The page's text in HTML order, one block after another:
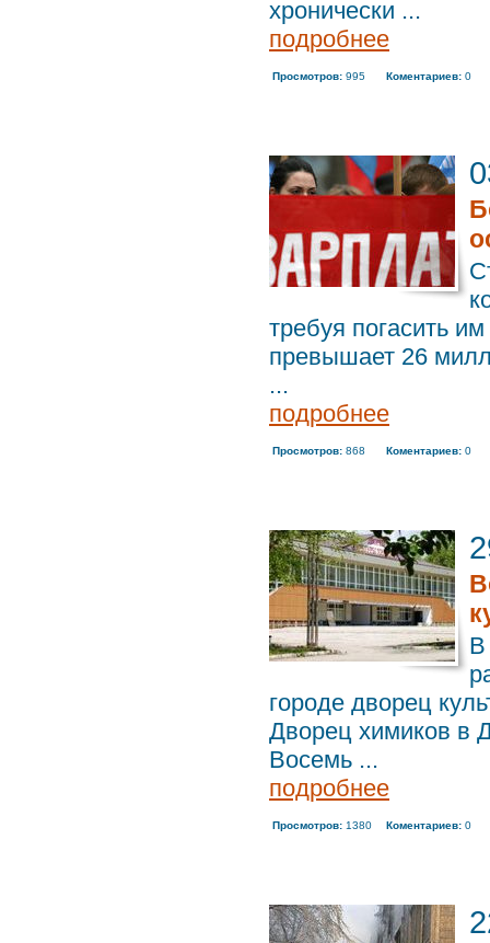
хронически ...
подробнее
Просмотров: 995 Коментариев: 0
требуя погасить
превышает 26
...
подробнее
Просмотров: 868 Коментариев: 0
В
городе дворец
Дворец химиков в
Восемь ...
подробнее
Просмотров: 1380 Коментариев: 0